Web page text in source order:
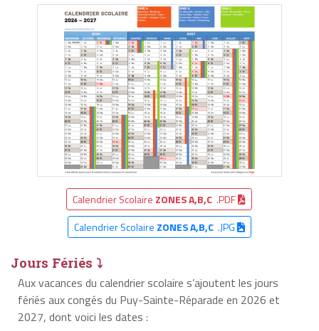
Calendrier Scolaire ZONES A,B,C .PDF
Calendrier Scolaire ZONES A,B,C.JPG
Jours Fériés ⤵
Aux vacances du calendrier scolaire s’ajoutent les jours
fériés aux congés du Puy-Sainte-Réparade en 2026 et
2027, dont voici les dates :